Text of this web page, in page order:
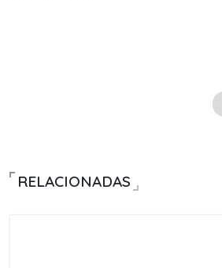
RELACIONADAS